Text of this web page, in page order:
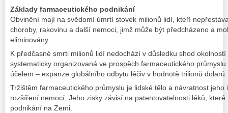
Základy farmaceutického podnikání
Obvinění mají na svědomí úmrtí stovek milionů lidí, kteří
choroby, rakovinu a další nemoci, jimž může být předcházeno a
eliminovány.
K předčasné smrti milionů lidí nedochází v důsledku shod
systematicky organizovaná ve prospěch farmaceutického
účelem – expanze globálního odbytu léčiv v hodnotě trilionů dolarů.
Tržištěm farmaceutického průmyslu je lidské tělo a návratnost
rozšíření nemocí. Jeho zisky závisí na patentovatelnosti léků,
podnikání na Zemi.